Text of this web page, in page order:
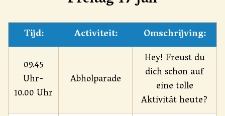
Tijd: Activiteit:
Omschrijving:
09.45
Uhr-
10.00 Uhr
Abholparade
Hey! Freust du
dich schon auf
eine tolle
Aktivität heute?